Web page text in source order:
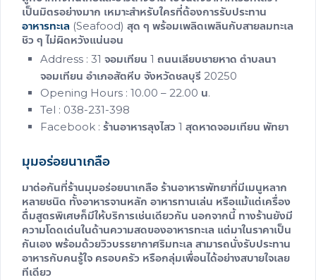
เป็นมิตรอย่างมาก เหมาะสำหรับใครที่ต้องการรับประทาน
อาหารทะเล (Seafood) สุด ๆ พร้อมเพลิดเพลินกับสายลมทะเล
ชิว ๆ ไม่ผิดหวังแน่นอน
Address : 31 จอมเทียน 1 ถนนเลียบชายหาด ตำบลนา
จอมเทียน อำเภอสัตหีบ จังหวัดชลบุรี 20250
Opening Hours : 10.00 – 22.00 น.
Tel : 038-231-398
Facebook : ร้านอาหารลุงไสว 1 สุดหาดจอมเทียน พัทยา
มุมอร่อยนาเกลือ
มาต่อกันที่ร้านมุมอร่อยนาเกลือร้านอาหารพัทยาที่มีเมนูหลาก
หลายชนิด ทั้งอาหารจานหลัก อาหารทานเล่น หรือแม้แต่เครื่อง
ดื่มสูตรพิเศษก็มีให้บริการเช่นเดียวกัน นอกจากนี้ ทางร้านยังมี
ความโดดเด่นในด้านความสดของอาหารทะเล แต่มาในราคาเป็น
กันเอง พร้อมด้วยวิวบรรยากาศริมทะเล สามารถนั่งรับประทาน
อาหารกับคนรู้ใจ ครอบครัว หรือกลุ่มเพื่อนได้อย่างสบายใจเลย
ทีเดียว